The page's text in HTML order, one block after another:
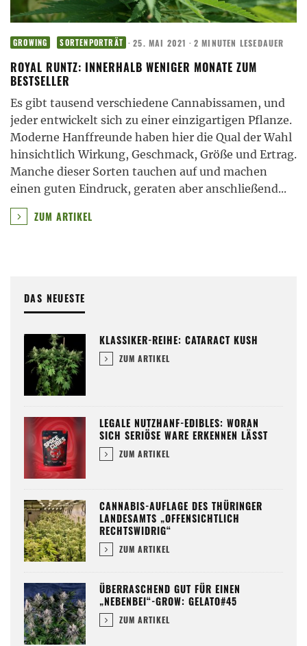
GROWING SORTENPORTRÄT · 25. MAI 2021 · 2 MINUTEN LESEDAUER
ROYAL RUNTZ: INNERHALB WENIGER MONATE ZUM
BESTSELLER
Es gibt tausend verschiedene Cannabissamen, und
jeder entwickelt sich zu einer einzigartigen Pflanze.
Moderne Hanffreunde haben hier die Qual der Wahl
hinsichtlich Wirkung, Geschmack, Größe und Ertrag.
Manche dieser Sorten tauchen auf und machen
einen guten Eindruck, geraten aber anschließend...
ZUM ARTIKEL
DAS NEUESTE
KLASSIKER-REIHE: CATARACT KUSH
ZUM ARTIKEL
LEGALE NUTZHANF-EDIBLES: WORAN
SICH SERIÖSE WARE ERKENNEN LÄSST
ZUM ARTIKEL
CANNABIS-AUFLAGE DES THÜRINGER
LANDESAMTS „OFFENSICHTLICH
RECHTSWIDRIG“
ZUM ARTIKEL
ÜBERRASCHEND GUT FÜR EINEN
„NEBENBEI“-GROW: GELATO#45
ZUM ARTIKEL